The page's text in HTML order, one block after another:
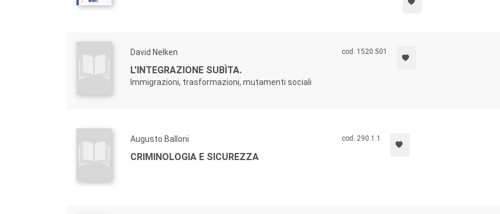
David Nelken
L'INTEGRAZIONE SUBÌTA.
Immigrazioni, trasformazioni, mutamenti sociali
cod. 1520.501
Augusto Balloni
CRIMINOLOGIA E SICUREZZA
cod. 290.1.1